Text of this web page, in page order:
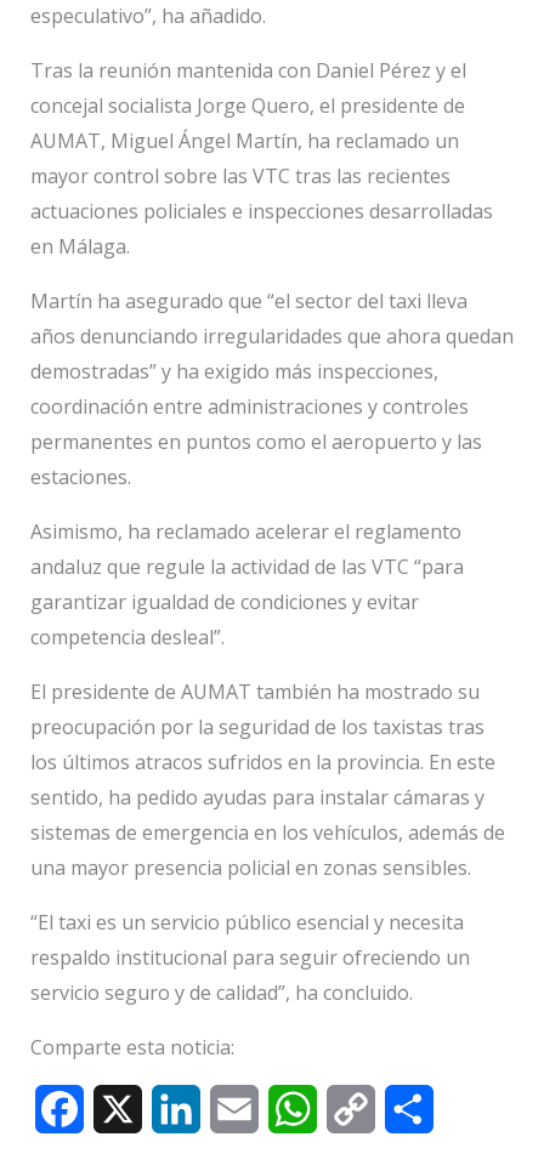
especulativo”, ha añadido.
Tras la reunión mantenida con Daniel Pérez y el
concejal socialista Jorge Quero, el presidente de
AUMAT, Miguel Ángel Martín, ha reclamado un
mayor control sobre las VTC tras las recientes
actuaciones policiales e inspecciones desarrolladas
en Málaga.
Martín ha asegurado que “el sector del taxi lleva
años denunciando irregularidades que ahora quedan
demostradas” y ha exigido más inspecciones,
coordinación entre administraciones y controles
permanentes en puntos como el aeropuerto y las
estaciones.
Asimismo, ha reclamado acelerar el reglamento
andaluz que regule la actividad de las VTC “para
garantizar igualdad de condiciones y evitar
competencia desleal”.
El presidente de AUMAT también ha mostrado su
preocupación por la seguridad de los taxistas tras
los últimos atracos sufridos en la provincia. En este
sentido, ha pedido ayudas para instalar cámaras y
sistemas de emergencia en los vehículos, además de
una mayor presencia policial en zonas sensibles.
“El taxi es un servicio público esencial y necesita
respaldo institucional para seguir ofreciendo un
servicio seguro y de calidad”, ha concluido.
Comparte esta noticia:
W